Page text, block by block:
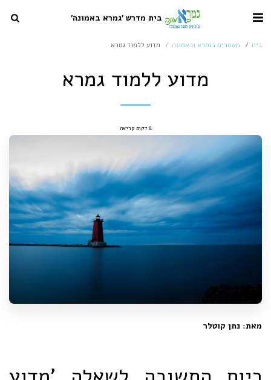
בית מדרש 'גמרא באמונה'
בית מאמרים בגמרא ובאמונה מדוע ללמוד גמרא
מדוע ללמוד גמרא
8 דקות קריאה
מאת: נתן קוטלר